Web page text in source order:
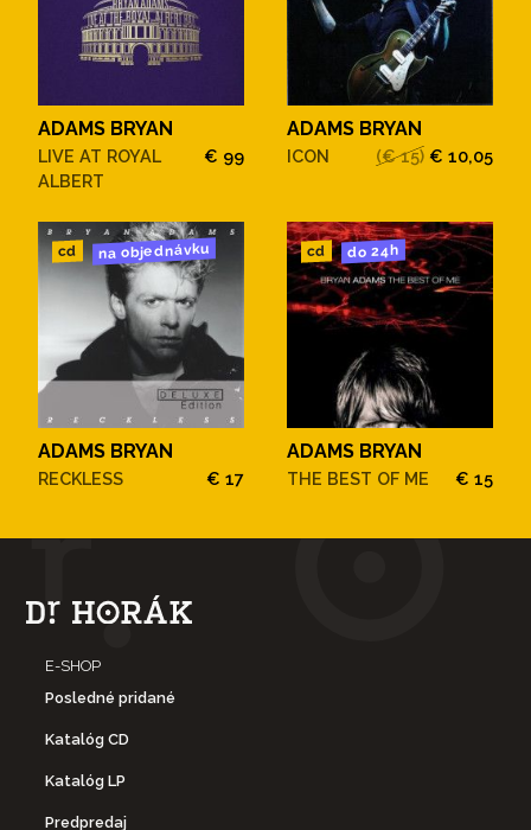
ADAMS BRYAN
LIVE AT ROYAL
ALBERT
€ 99
ADAMS BRYAN
ICON (€ 15) € 10,05
cd na objednávku
ADAMS BRYAN
RECKLESS € 17
cd do 24h
ADAMS BRYAN
THE BEST OF ME € 15
E-SHOP
Posledné pridané
Katalóg CD
Katalóg LP
Predpredaj